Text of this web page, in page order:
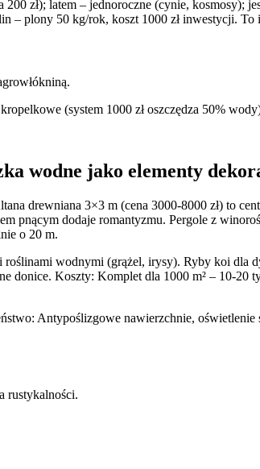
zł); latem – jednoroczne (cynie,
– plony 50 kg/rok, koszt 1000 zł inwestycji. To
(system 1000 zł oszczędza 50%
wodne jako elementy
drewniana 3×3 m (cena 3000-8000 zł) to
pnącym dodaje romantyzmu. Pergole z
o 20 m.
wodnymi (grążel, irysy). Ryby koi
donice. Koszty: Komplet dla 1000 m² – 10-20
Antypoślizgowe nawierzchnie,
rustykalności.